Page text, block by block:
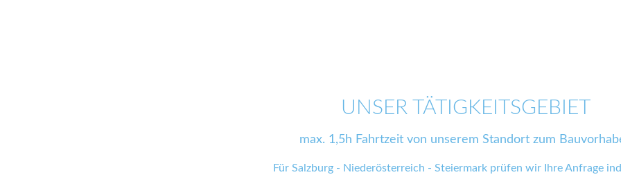
UNSER TÄTIGKEITSGEBIET
max. 1,5h Fahrtzeit von unserem Standort zum
Für Salzburg - Niederösterreich - Steiermark prüfen wir Ihre Anfrage